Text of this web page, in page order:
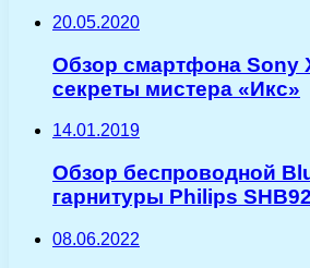
20.05.2020
Обзор смартфона Sony
секреты мистера «Икс»
14.01.2019
Обзор беспроводной
гарнитуры Philips
08.06.2022